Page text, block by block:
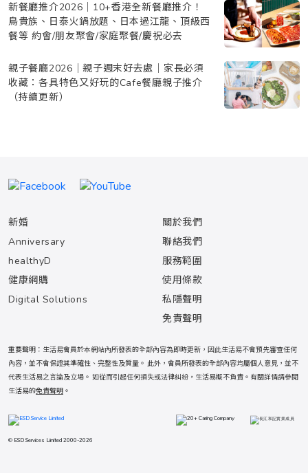
新餐廳推介2026｜10+香港全新餐廳推介！
鳥貴族、日泰火鍋放題、日本過江龍、頂級西
餐等 約會/朋友聚會/家庭聚餐/慶祝必去
親子餐廳2026｜親子週末好去處｜家長必須
收藏：各具特色又好玩的Cafe餐廳親子推介
（持續更新）
新婚
Anniversary
healthyD
健康網購
Digital Solutions
關於我們
聯絡我們
服務範圍
使用條款
私隱聲明
免責聲明
重要聲明：生活易會員於本網站內所發表的全部內容為即時更新，因此生活易不會預先審查任何
內容，並不會保證其準確性、完整性及質量。 此外，會員所發表的全部內容均屬個人意見，並不
代表生活易之言論及立場。 如從而引起任何損失或法律糾紛，生活易概不負責。有關詳情請參閱
生活易的免責聲明 。
© ESD Services Limited 2000-2026